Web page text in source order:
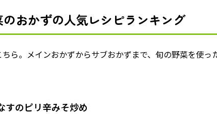
おかずの人気レシピランキング
ら。メインおかずからサブおかずまで、旬の野菜を使っ
すのピリ辛みそ炒め